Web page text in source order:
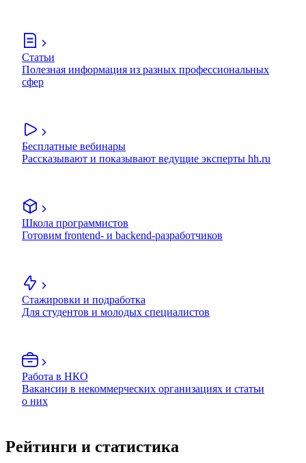
Статьи
Полезная информация из разных профессиональных
сфер
Бесплатные вебинары
Рассказывают и показывают ведущие эксперты hh.ru
Школа программистов
Готовим frontend- и backend-разработчиков
Стажировки и подработка
Для студентов и молодых специалистов
Работа в НКО
Вакансии в некоммерческих организациях и статьи
о них
Рейтинги и статистика